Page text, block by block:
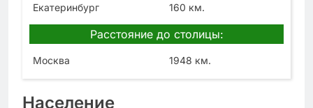
Екатеринбург 160 км.
Расстояние до столицы:
Москва 1948 км.
Население